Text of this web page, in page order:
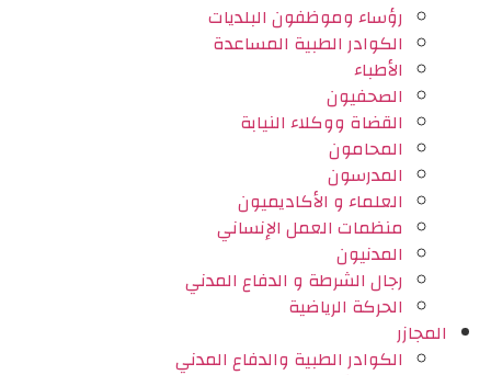
رؤساء وموظفون البلديات
الكوادر الطبية المساعدة
الأطباء
الصحفيون
القضاة ووكلاء النيابة
المحامون
المدرسون
العلماء و الأكاديميون
منظمات العمل الإنساني
المدنيون
رجال الشرطة و الدفاع المدني
الحركة الرياضية
المجازر
الكوادر الطبية والدفاع المدني